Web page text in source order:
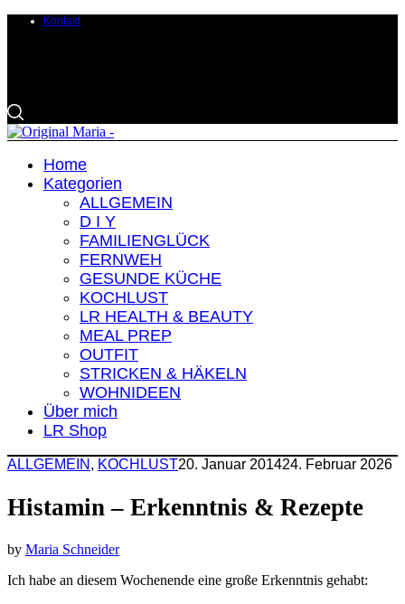
Kontakt
Home
Kategorien
ALLGEMEIN
D I Y
FAMILIENGLÜCK
FERNWEH
GESUNDE KÜCHE
KOCHLUST
LR HEALTH & BEAUTY
MEAL PREP
OUTFIT
STRICKEN & HÄKELN
WOHNIDEEN
Über mich
LR Shop
ALLGEMEIN , KOCHLUST20. Januar 201424. Februar 2026
Histamin – Erkenntnis & Rezepte
by Maria Schneider
Ich habe an diesem Wochenende eine große Erkenntnis gehabt: